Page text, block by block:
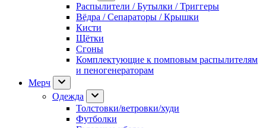
Распылители / Бутылки / Триггеры
Вёдра / Сепараторы / Крышки
Кисти
Щётки
Сгоны
Комплектующие к помповым распылителям
и пеногенераторам
Мерч
Одежда
Толстовки/ветровки/худи
Футболки